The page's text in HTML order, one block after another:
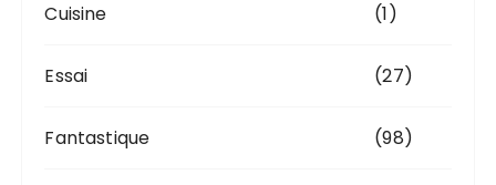
Cuisine (1)
Essai (27)
Fantastique (98)